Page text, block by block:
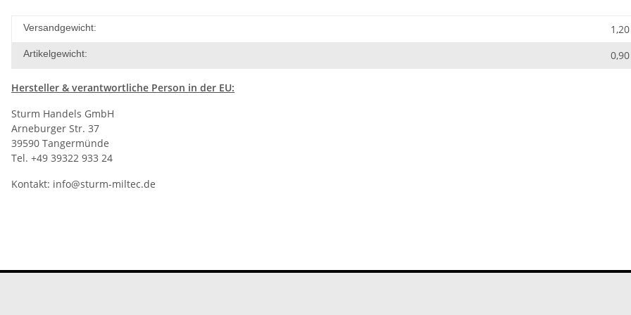
Versandgewicht:
Artikelgewicht: 0,90
Hersteller & verantwortliche Person in der EU:
Sturm Handels GmbH
Arneburger Str. 37
39590 Tangermünde
Tel. +49 39322 933 24
Kontakt: info@sturm-miltec.de